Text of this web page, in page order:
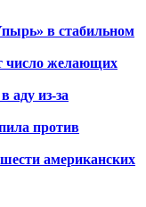
в стабильном
число желающих
аду из-за
против
американских